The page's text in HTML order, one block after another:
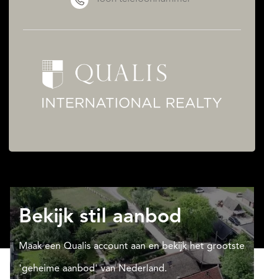
Bekijk stil aanbod
Maak een Qualis account aan en bekijk het grootste
'geheime aanbod' van Nederland.